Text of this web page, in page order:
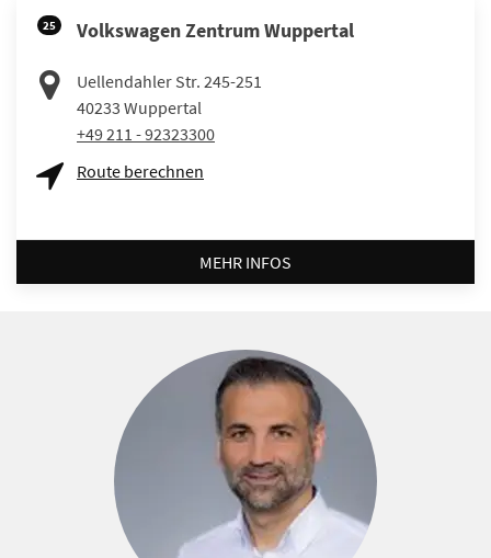
25 Volkswagen Zentrum Wuppertal
Uellendahler Str. 245-251
40233 Wuppertal
+49 211 - 92323300
Route berechnen
MEHR INFOS